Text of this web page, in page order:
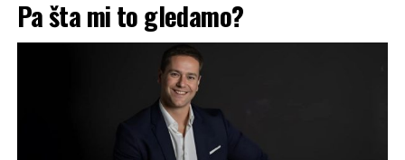
Pa šta mi to gledamo?